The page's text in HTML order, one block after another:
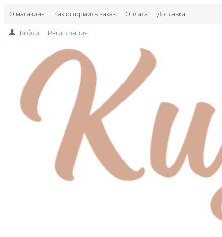
О магазине Как оформить заказ Оплата Доставка
Войти Регистрация